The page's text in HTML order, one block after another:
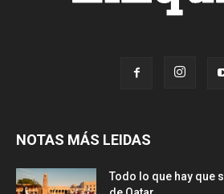
NOTAS MÁS LEIDAS
Todo lo que hay que